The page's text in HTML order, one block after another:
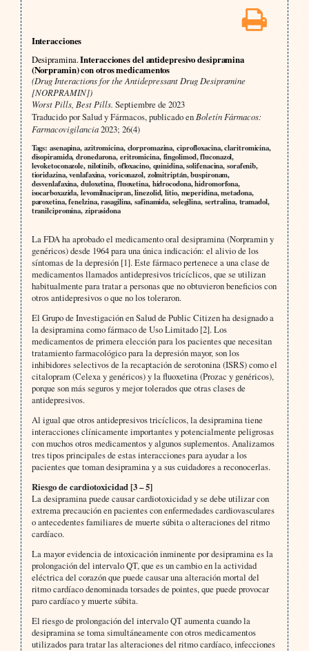
Interacciones
Desipramina.Interacciones del antidepresivo desipramina
(Norpramin) con otros medicamentos
(Drug Interactions for the Antidepressant Drug Desipramine
[NORPRAMIN])
Worst Pills, Best Pills. Septiembre de 2023
Traducido por Salud y Fármacos, publicado en Boletín Fármacos:
Farmacovigilancia2023; 26(4)
Tags: asenapina, azitromicina, clorpromazina, ciprofloxacina, claritromicina,
disopiramida, dronedarona, eritromicina, fingolimod, fluconazol,
levoketoconazole, nilotinib, ofloxacino, quinidina, solifenacina, sorafenib,
tioridazina, venlafaxina, voriconazol, zolmitriptán, buspironam,
desvenlafaxina, duloxetina, fluoxetina, hidrocodona, hidromorfona,
isocarboxazida, levomilnacipran, linezolid, litio, meperidina, metadona,
paroxetina, fenelzina, rasagilina, safinamida, selegilina, sertralina, tramadol,
tranilcipromina, ziprasidona
La FDA ha aprobado el medicamento oral desipramina (Norpramin y
genéricos) desde 1964 para una única indicación: el alivio de los
síntomas de la depresión [1]. Este fármaco pertenece a una clase de
medicamentos llamados antidepresivos tricíclicos, que se utilizan
habitualmente para tratar a personas que no obtuvieron beneficios con
otros antidepresivos o que no los toleraron.
El Grupo de Investigación en Salud de Public Citizen ha designado a
la desipramina como fármaco de Uso Limitado [2]. Los
medicamentos de primera elección para los pacientes que necesitan
tratamiento farmacológico para la depresión mayor, son los
inhibidores selectivos de la recaptación de serotonina (ISRS) como el
citalopram (Celexa y genéricos) y la fluoxetina (Prozac y genéricos),
porque son más seguros y mejor tolerados que otras clases de
antidepresivos.
Al igual que otros antidepresivos tricíclicos, la desipramina tiene
interacciones clínicamente importantes y potencialmente peligrosas
con muchos otros medicamentos y algunos suplementos. Analizamos
tres tipos principales de estas interacciones para ayudar a los
pacientes que toman desipramina y a sus cuidadores a reconocerlas.
Riesgo de cardiotoxicidad [3 – 5]
La desipramina puede causar cardiotoxicidad y se debe utilizar con
extrema precaución en pacientes con enfermedades cardiovasculares
o antecedentes familiares de muerte súbita o alteraciones del ritmo
cardíaco.
La mayor evidencia de intoxicación inminente por desipramina es la
prolongación del intervalo QT, que es un cambio en la actividad
eléctrica del corazón que puede causar una alteración mortal del
ritmo cardíaco denominada torsades de pointes, que puede provocar
paro cardíaco y muerte súbita.
El riesgo de prolongación del intervalo QT aumenta cuando la
desipramina se toma simultáneamente con otros medicamentos
utilizados para tratar las alteraciones del ritmo cardíaco, infecciones